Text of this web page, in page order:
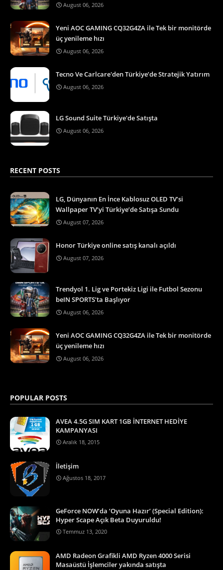
August 06, 2026
Yeni AOC GAMING CQ32G4ZA ile Tek bir monitörde
üç yenileme hızı
August 06, 2026
Tecno Ve Carlcare'den Türkiye’de Stratejik Yatırım
August 06, 2026
LG Sound Suite Türkiye'de Satışta
August 06, 2026
RECENT POSTS
LG, Dünyanın En İnce Kablosuz OLED TV’si
Wallpaper TV’yi Türkiye’de Satışa Sundu
August 07, 2026
Honor Türkiye online satış kanalı açıldı
August 07, 2026
Trendyol 1. Lig ve Portekiz Ligi ile Futbol Sezonu
beIN SPORTS’ta Başlıyor
August 06, 2026
Yeni AOC GAMING CQ32G4ZA ile Tek bir monitörde
üç yenileme hızı
August 06, 2026
POPULAR POSTS
AVEA 4.5G SIM KART 1GB İNTERNET HEDİYE
KAMPANYASI
Aralık 18, 2015
İletişim
Ağustos 18, 2017
GeForce NOW’da ‘Oyuna Hazır’ (Special Edition):
Hyper Scape Açık Beta Duyuruldu!
Temmuz 13, 2020
AMD Radeon Grafikli AMD Ryzen 4000 Serisi
Masaüstü İşlemciler yakında satışta